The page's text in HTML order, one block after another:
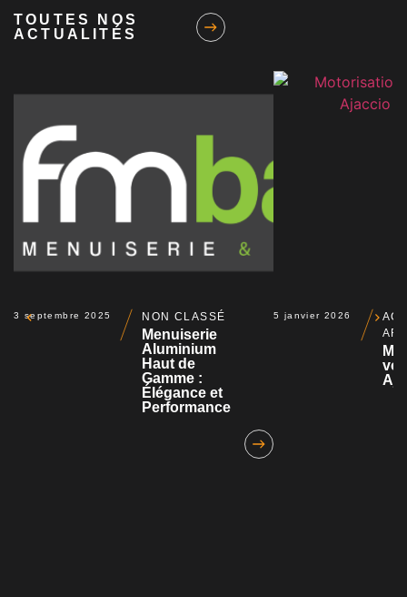
TOUTES NOS
ACTUALITÉS
3 septembre 2025 NON CLASSÉ
Menuiserie
Aluminium
Haut de
Gamme :
Élégance et
Performance
5 janvier 2026